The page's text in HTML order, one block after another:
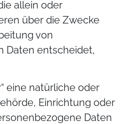
allein oder
über die Zwecke
von
Daten entscheidet,
eine natürliche oder
Einrichtung oder
Daten